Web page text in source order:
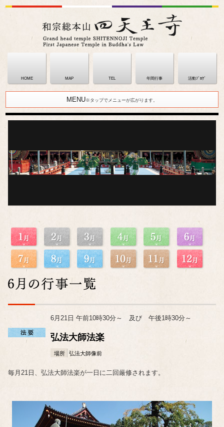
HOME MAP TEL 年間行事 活動ﾌﾞﾛｸﾞ
MENU※タップでメニューが広がります。
6月21日 午前10時30分～ 及び 午後1時30分～
弘法大師法楽
場所 弘法大師像前
毎月21日、弘法大師法楽が一日に二回厳修されます。